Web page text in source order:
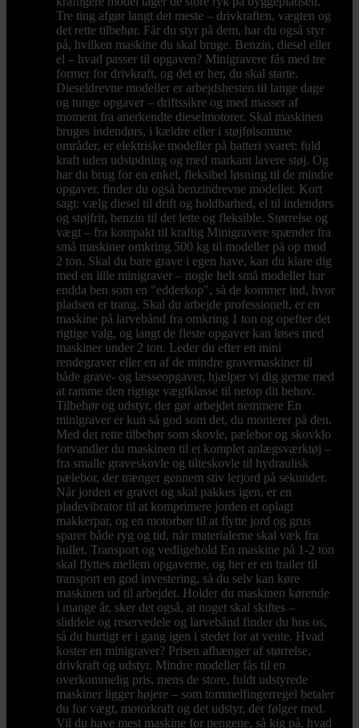
Tre ting afgør langt det meste – drivkraften, vægten og
det rette tilbehør. Får du styr på dem, har du også styr
på, hvilken maskine du skal bruge. Benzin, diesel eller
el – hvad passer til opgaven? Minigravere fås med tre
former for drivkraft, og det er her, du skal starte.
Dieseldrevne modeller er arbejdshesten til lange dage
og tunge opgaver – driftssikre og med masser af
moment fra anerkendte dieselmotorer. Skal maskinen
bruges indendørs, i kældre eller i støjfølsomme
områder, er elektriske modeller på batteri svaret: fuld
kraft uden udstødning og med markant lavere støj. Og
har du brug for en enkel, fleksibel løsning til de mindre
opgaver, finder du også benzindrevne modeller. Kort
sagt: vælg diesel til drift og holdbarhed, el til indendørs
og støjfrit, benzin til det lette og fleksible. Størrelse og
vægt – fra kompakt til kraftig Minigravere spænder fra
små maskiner omkring 500 kg til modeller på op mod
2 ton. Skal du bare grave i egen have, kan du klare dig
med en lille minigraver – nogle helt små modeller har
endda ben som en "edderkop", så de kommer ind, hvor
pladsen er trang. Skal du arbejde professionelt, er en
maskine på larvebånd fra omkring 1 ton og opefter det
rigtige valg, og langt de fleste opgaver kan løses med
maskiner under 2 ton. Leder du efter en mini
rendegraver eller en af de mindre gravemaskiner til
både grave- og læsseopgaver, hjælper vi dig gerne med
at ramme den rigtige vægtklasse til netop dit behov.
Tilbehør og udstyr, der gør arbejdet nemmere En
minigraver er kun så god som det, du monterer på den.
Med det rette tilbehør som skovle, pælebor og skovklo
forvandler du maskinen til et komplet anlægsværktøj –
fra smalle graveskovle og tilteskovle til hydraulisk
pælebor, der trænger gennem stiv lerjord på sekunder.
Når jorden er gravet og skal pakkes igen, er en
pladevibrator til at komprimere jorden et oplagt
makkerpar, og en motorbør til at flytte jord og grus
sparer både ryg og tid, når materialerne skal væk fra
hullet. Transport og vedligehold En maskine på 1-2 ton
skal flyttes mellem opgaverne, og her er en trailer til
transport en god investering, så du selv kan køre
maskinen ud til arbejdet. Holder du maskinen kørende
i mange år, sker det også, at noget skal skiftes –
sliddele og reservedele og larvebånd finder du hos os,
så du hurtigt er i gang igen i stedet for at vente. Hvad
koster en minigraver? Prisen afhænger af størrelse,
drivkraft og udstyr. Mindre modeller fås til en
overkommelig pris, mens de store, fuldt udstyrede
maskiner ligger højere – som tommelfingerregel betaler
du for vægt, motorkraft og det udstyr, der følger med.
Vil du have mest maskine for pengene, så kig på, hvad